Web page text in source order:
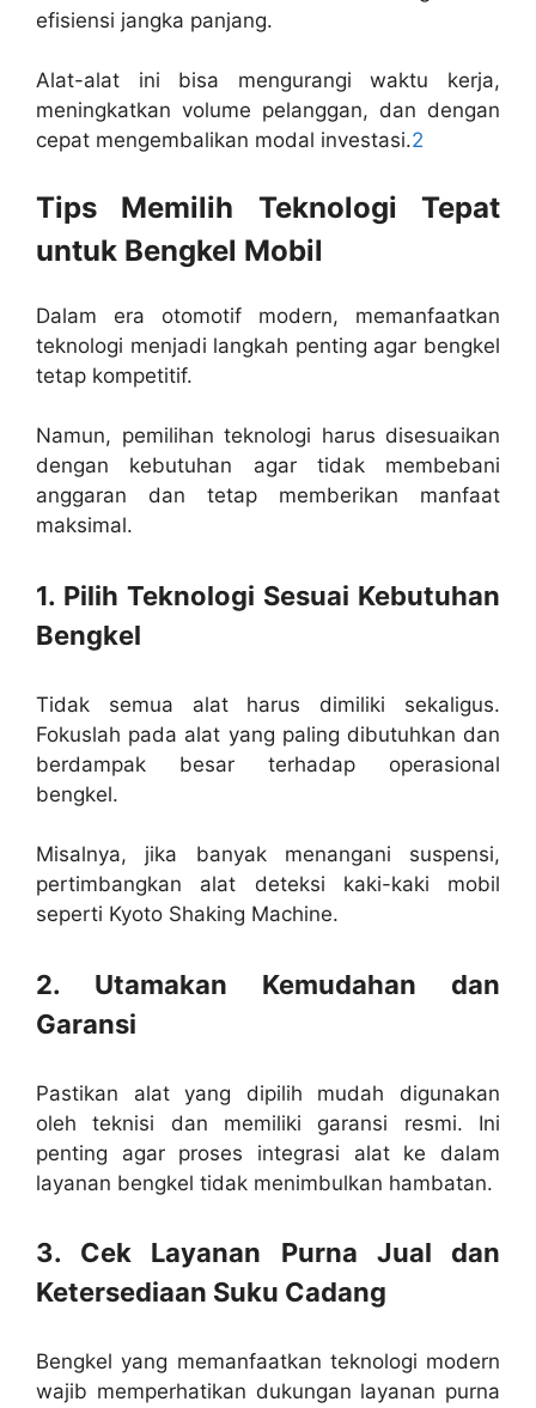
efisiensi jangka panjang.
Alat-alat ini bisa mengurangi waktu kerja,
meningkatkan volume pelanggan, dan dengan
cepat mengembalikan modal investasi.2
Tips Memilih Teknologi Tepat
untuk Bengkel Mobil
Dalam era otomotif modern, memanfaatkan
teknologi menjadi langkah penting agar bengkel
tetap kompetitif.
Namun, pemilihan teknologi harus disesuaikan
dengan kebutuhan agar tidak membebani
anggaran dan tetap memberikan manfaat
maksimal.
1. Pilih Teknologi Sesuai Kebutuhan
Bengkel
Tidak semua alat harus dimiliki sekaligus.
Fokuslah pada alat yang paling dibutuhkan dan
berdampak besar terhadap operasional
bengkel.
Misalnya, jika banyak menangani suspensi,
pertimbangkan alat deteksi kaki-kaki mobil
seperti Kyoto Shaking Machine.
2. Utamakan Kemudahan dan
Garansi
Pastikan alat yang dipilih mudah digunakan
oleh teknisi dan memiliki garansi resmi. Ini
penting agar proses integrasi alat ke dalam
layanan bengkel tidak menimbulkan hambatan.
3. Cek Layanan Purna Jual dan
Ketersediaan Suku Cadang
Bengkel yang memanfaatkan teknologi modern
wajib memperhatikan dukungan layanan purna